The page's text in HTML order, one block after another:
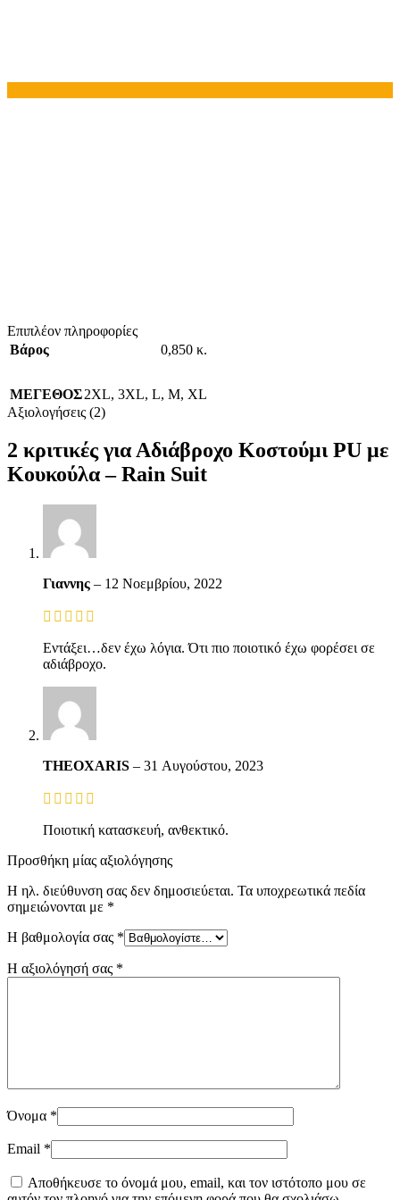
Επιπλέον πληροφορίες
Βάρος
0,850 κ.
ΜΕΓΕΘΟΣ2XL, 3XL, L, M, XL
Αξιολογήσεις (2)
2 κριτικές γιαΑδιάβροχο Κοστούμι PU με
Κουκούλα – Rain Suit
Γιαννης – 12 Νοεμβρίου, 2022
Εντάξει…δεν έχω λόγια. Ότι πιο ποιοτικό έχω φορέσει σε
αδιάβροχο.
THEOXARIS – 31 Αυγούστου, 2023
Ποιοτική κατασκευή, ανθεκτικό.
Προσθήκη μίας αξιολόγησης
Η ηλ. διεύθυνση σας δεν δημοσιεύεται. Τα υποχρεωτικά πεδία
σημειώνονται με *
Η βαθμολογία σας *
Η αξιολόγησή σας *
Όνομα *
Email *
Αποθήκευσε το όνομά μου, email, και τον ιστότοπο μου σε